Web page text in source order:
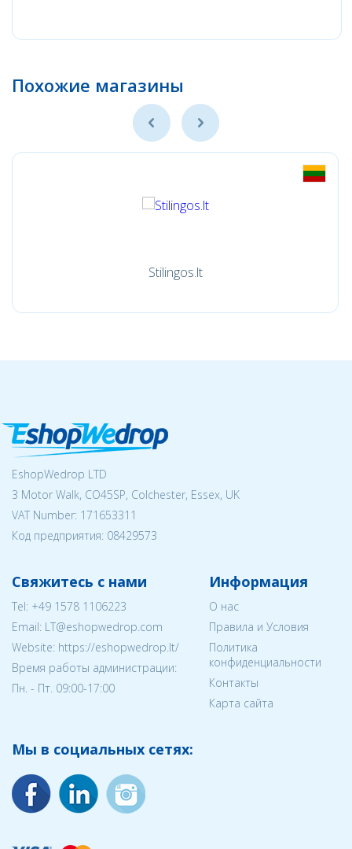
Похожие магазины
Stilingos.lt
EshopWedrop LTD
3 Motor Walk, CO45SP, Colchester, Essex, UK
VAT Number: 171653311
Код предприятия: 08429573
Свяжитесь с нами
Tel: +49 1578 1106223
Email: LT@eshopwedrop.com
Website: https://eshopwedrop.lt/
Время работы администрации:
Пн. - Пт. 09:00-17:00
Информация
О нас
Правила и Условия
Политика
конфиденциальности
Контакты
Карта сайта
Мы в социальных сетях: